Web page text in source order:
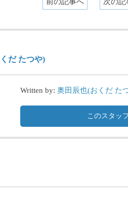
だ たつや)
Written by: 奥田辰也(おくだ た
このスタッ